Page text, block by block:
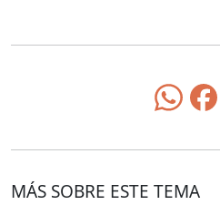
MÁS SOBRE ESTE TEMA